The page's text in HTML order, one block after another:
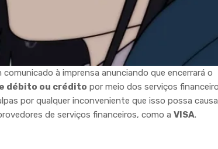
comunicado à imprensa anunciando que encerrará o
débito ou crédito por meio dos serviços
por qualquer inconveniente que isso possa
de serviços financeiros, como a VISA.